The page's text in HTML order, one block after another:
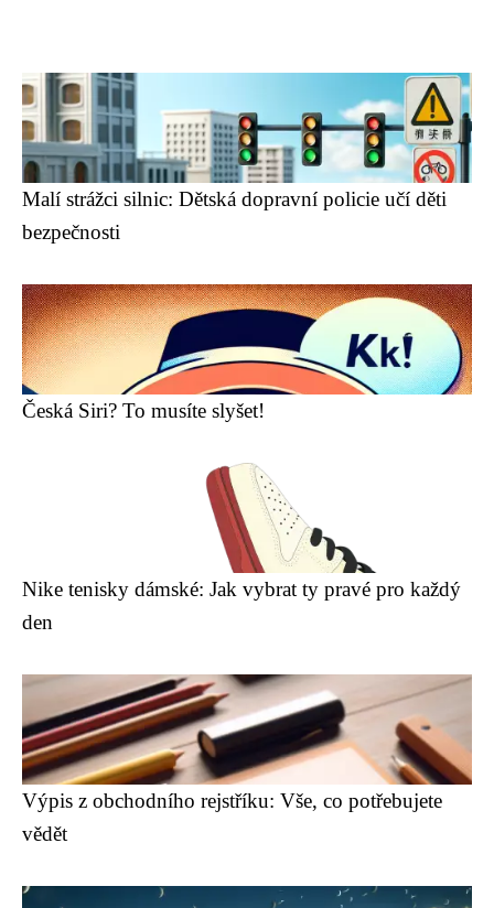
Malí strážci silnic: Dětská dopravní policie učí děti
bezpečnosti
Česká Siri? To musíte slyšet!
Nike tenisky dámské: Jak vybrat ty pravé pro každý
den
Výpis z obchodního rejstříku: Vše, co potřebujete
vědět